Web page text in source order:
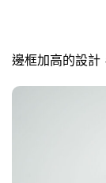
邊框加高的設計